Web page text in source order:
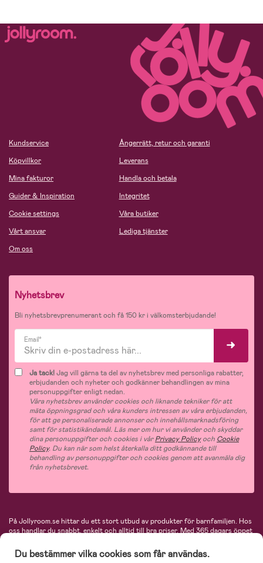
Kundservice
Köpvillkor
Mina fakturor
Guider & Inspiration
Cookie settings
Vårt ansvar
Om oss
Ångerrätt, retur och garanti
Leverans
Handla och betala
Integritet
Våra butiker
Lediga tjänster
Nyhetsbrev
Bli nyhetsbrevprenumerant och få 150 kr i välkomsterbjudande!
Email*
Ja tack!Jag vill gärna ta del av nyhetsbrev med personliga rabatter,
erbjudanden och nyheter och godkänner behandlingen av mina
personuppgifter enligt nedan.
Våra nyhetsbrev använder cookies och liknande tekniker för att
mäta öppningsgrad och våra kunders intressen av våra erbjudanden,
för att ge personaliserade annonser och innehållsmarknadsföring
samt för statistikändamål. Läs mer om hur vi använder och skyddar
dina personuppgifter och cookies i vårPrivacy Policyoch Cookie
Policy. Du kan när som helst återkalla ditt godkännande till
behandling av personuppgifter och cookies genom att avanmäla dig
från nyhetsbrevet.
På Jollyroom.se hittar du ett stort utbud av produkter för barnfamiljen. Hos
oss handlar du snabbt, enkelt och alltid till bra priser.Med 365 dagars öppet
hos oss. I vårt sortiment hittar du barnvagnar, bilstolar, kläder för barn och
baby, produkter för mamman, massor av inspirerande inredning, leksaker,
Du bestämmer vilka cookies som får användas.